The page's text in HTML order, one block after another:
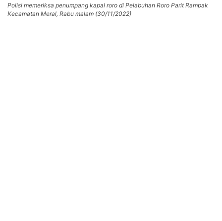
Polisi memeriksa penumpang kapal roro di Pelabuhan Roro Parit Rampak
Kecamatan Meral, Rabu malam (30/11/2022)